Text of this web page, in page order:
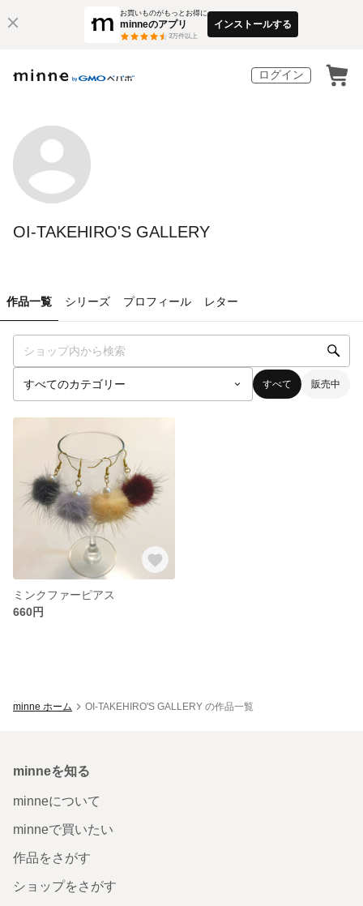
お買いものがもっとお得に
minneのアプリ
3万件以上
インストールする
ログイン
OI-TAKEHIRO'S GALLERY
作品一覧 シリーズ プロフィール レター
すべて 販売中
ミンクファーピアス
660円
minne ホーム OI-TAKEHIRO'S GALLERY の作品一覧
minneを知る
minneについて
minneで買いたい
作品をさがす
ショップをさがす